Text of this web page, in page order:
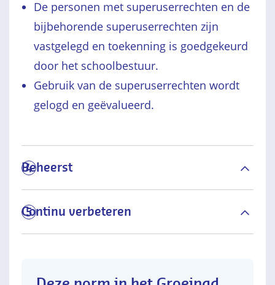
De personen met superuserrechten en de
bijbehorende superuserrechten zijn
vastgelegd en toekenning is goedgekeurd
door het schoolbestuur.
Gebruik van de superuserrechten wordt
gelogd en geëvalueerd.
4
Beheerst
5
Continu verbeteren